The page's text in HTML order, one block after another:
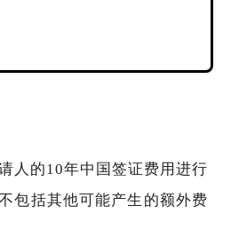
人的10年中国签证费用进行
包括其他可能产生的额外费